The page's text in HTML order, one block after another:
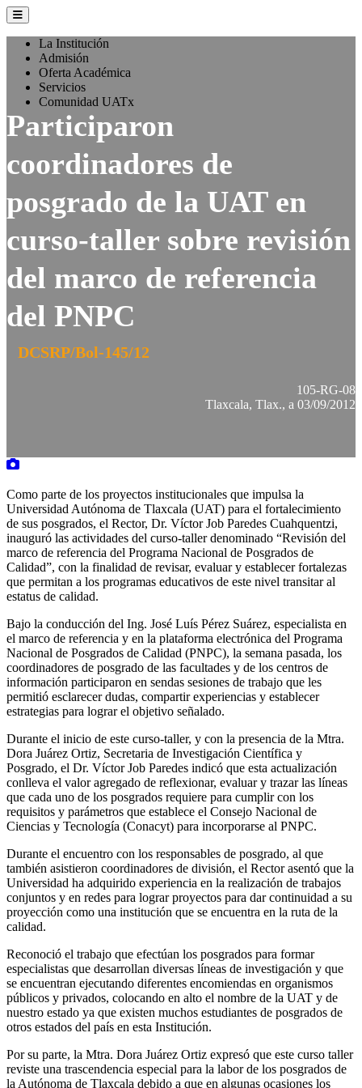
La Institución
Admisión
Oferta Académica
Servicios
Comunidad UATx
Participaron
coordinadores de
posgrado de la UAT en
curso-taller sobre revisión
del marco de referencia
del PNPC
DCSRP/Bol-145/12
105-RG-08
Tlaxcala, Tlax., a 03/09/2012
Como parte de los proyectos institucionales que impulsa la
Universidad Autónoma de Tlaxcala (UAT) para el fortalecimiento
de sus posgrados, el Rector, Dr. Víctor Job Paredes Cuahquentzi,
inauguró las actividades del curso-taller denominado “Revisión del
marco de referencia del Programa Nacional de Posgrados de
Calidad”, con la finalidad de revisar, evaluar y establecer fortalezas
que permitan a los programas educativos de este nivel transitar al
estatus de calidad.
Bajo la conducción del Ing. José Luís Pérez Suárez, especialista en
el marco de referencia y en la plataforma electrónica del Programa
Nacional de Posgrados de Calidad (PNPC), la semana pasada, los
coordinadores de posgrado de las facultades y de los centros de
información participaron en sendas sesiones de trabajo que les
permitió esclarecer dudas, compartir experiencias y establecer
estrategias para lograr el objetivo señalado.
Durante el inicio de este curso-taller, y con la presencia de la Mtra.
Dora Juárez Ortiz, Secretaria de Investigación Científica y
Posgrado, el Dr. Víctor Job Paredes indicó que esta actualización
conlleva el valor agregado de reflexionar, evaluar y trazar las líneas
que cada uno de los posgrados requiere para cumplir con los
requisitos y parámetros que establece el Consejo Nacional de
Ciencias y Tecnología (Conacyt) para incorporarse al PNPC.
Durante el encuentro con los responsables de posgrado, al que
también asistieron coordinadores de división, el Rector asentó que la
Universidad ha adquirido experiencia en la realización de trabajos
conjuntos y en redes para lograr proyectos para dar continuidad a su
proyección como una institución que se encuentra en la ruta de la
calidad.
Reconoció el trabajo que efectúan los posgrados para formar
especialistas que desarrollan diversas líneas de investigación y que
se encuentran ejecutando diferentes encomiendas en organismos
públicos y privados, colocando en alto el nombre de la UAT y de
nuestro estado ya que existen muchos estudiantes de posgrados de
otros estados del país en esta Institución.
Por su parte, la Mtra. Dora Juárez Ortiz expresó que este curso taller
reviste una trascendencia especial para la labor de los posgrados de
la Autónoma de Tlaxcala debido a que en algunas ocasiones los